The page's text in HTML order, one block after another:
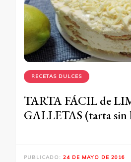
RECETAS DULCES
TARTA FÁCIL de
GALLETAS (tarta sin
PUBLICADO: 24 DE MAYO DE 2016